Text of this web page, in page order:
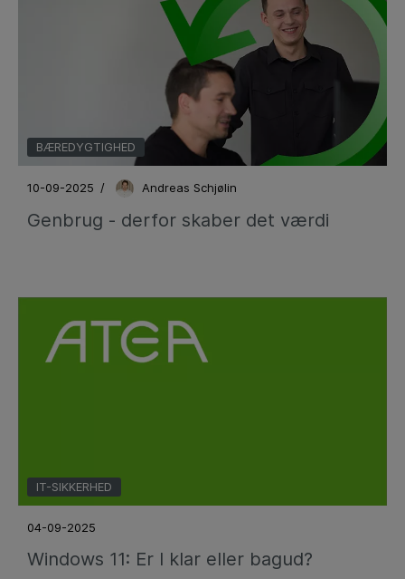
BÆREDYGTIGHED
10-09-2025 / Andreas Schjølin
Genbrug - derfor skaber det værdi
IT-SIKKERHED
04-09-2025
Windows 11: Er I klar eller bagud?